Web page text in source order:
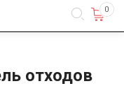
0
отходов